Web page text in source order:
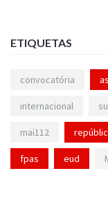
ETIQUETAS
convocatória
internacional
mai112
fpas eud